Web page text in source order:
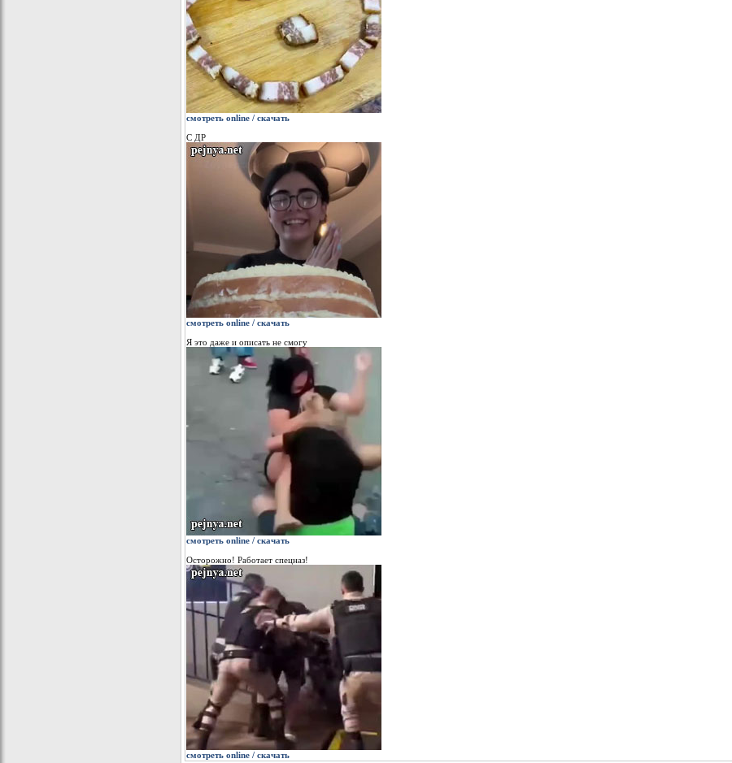
смотреть online / скачать
С ДР
смотреть online / скачать
Я это даже и описать не смогу
смотреть online / скачать
Осторожно! Работает спецназ!
смотреть online / скачать